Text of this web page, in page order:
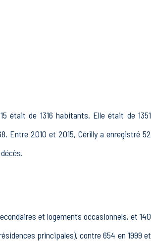
était de 1316 habitants. Elle était de 1351
Entre 2010 et 2015, Cérilly a enregistré 52
et logements occasionnels, et 140
principales), contre 654 en 1999 et